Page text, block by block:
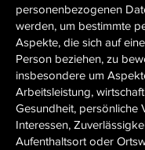
personenbezogenen
werden, um bestimmte
Aspekte, die sich auf
Person beziehen, zu
insbesondere um
Arbeitsleistung,
Gesundheit, persönliche
Interessen,
Aufenthaltsort oder